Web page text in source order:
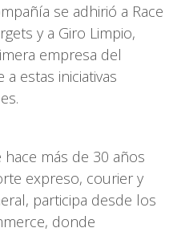
se adhirió a Race
y a Giro Limpio,
empresa del
estas iniciativas
más de 30 años
expreso, courier y
participa desde los
donde